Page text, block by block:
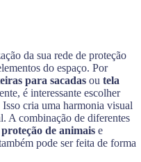
da sua rede de proteção
do espaço. Por
para sacadas ou tela
é interessante escolher
cria uma harmonia visual
A combinação de diferentes
de animais e
pode ser feita de forma